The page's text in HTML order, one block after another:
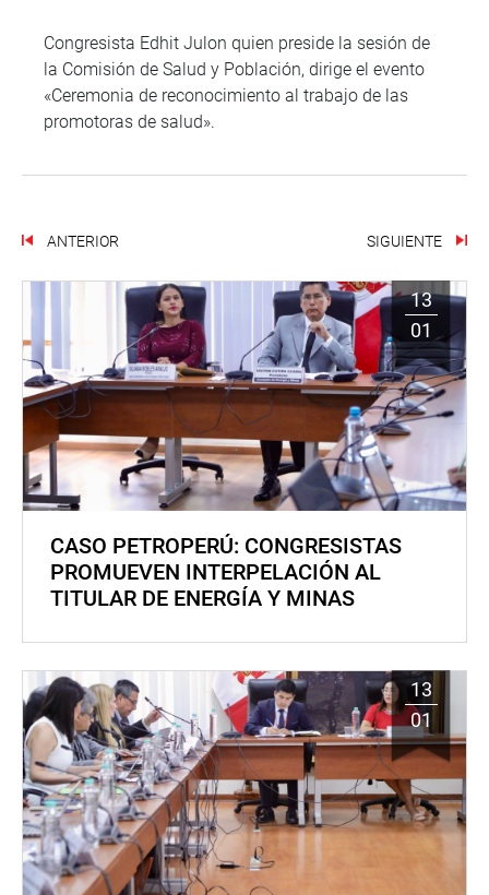
Congresista Edhit Julon quien preside la sesión de
la Comisión de Salud y Población, dirige el evento
«Ceremonia de reconocimiento al trabajo de las
promotoras de salud».
ANTERIOR SIGUIENTE
13
01
CASO PETROPERÚ: CONGRESISTAS
PROMUEVEN INTERPELACIÓN AL
TITULAR DE ENERGÍA Y MINAS
13
01